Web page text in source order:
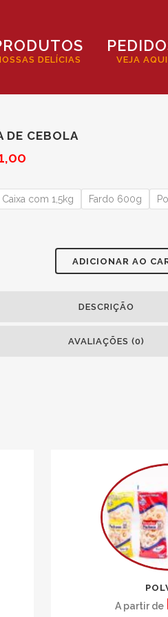
DELÍCIAS VEJA AQUI
DE CEBOLA
Caixa com 1,5kg Fardo 600g
ADICIONAR AO
DESCRIÇÃO
AVALIAÇÕES (0)
A partir de